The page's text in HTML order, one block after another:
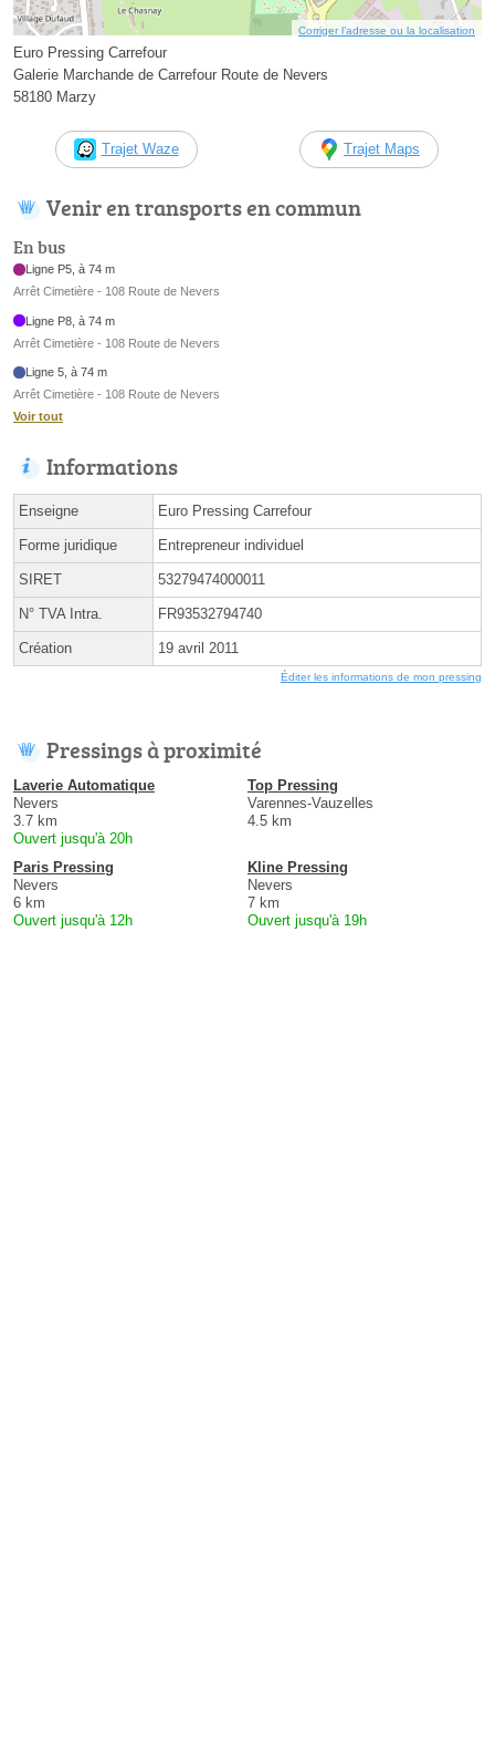
Corriger l’adresse ou la localisation
Euro Pressing Carrefour
Galerie Marchande de Carrefour Route de Nevers
58180 Marzy
Trajet Waze Trajet Maps
Venir en transports en commun
En bus
Ligne P5, à 74 m
Arrêt Cimetière - 108 Route de Nevers
Ligne P8, à 74 m
Arrêt Cimetière - 108 Route de Nevers
Ligne 5, à 74 m
Arrêt Cimetière - 108 Route de Nevers
Voir tout
Informations
Enseigne Euro Pressing Carrefour
Forme juridique Entrepreneur individuel
SIRET 53279474000011
N° TVA Intra. FR93532794740
Création 19 avril 2011
Éditer les informations de mon pressing
Pressings à proximité
Laverie Automatique
Nevers
3.7 km
Ouvert jusqu'à 20h
Top Pressing
Varennes-Vauzelles
4.5 km
Paris Pressing
Nevers
6 km
Ouvert jusqu'à 12h
Kline Pressing
Nevers
7 km
Ouvert jusqu'à 19h